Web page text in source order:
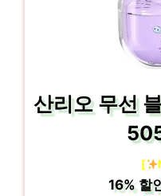
산리오 무선
[
16%할